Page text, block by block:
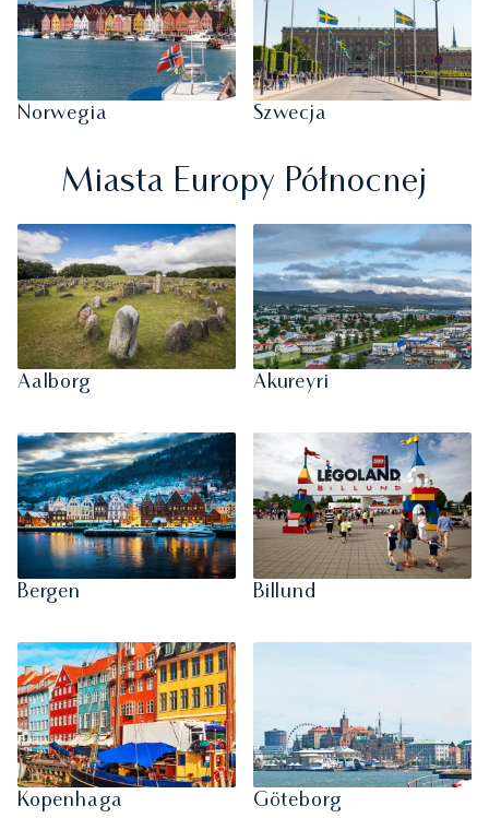
Norwegia Szwecja
Miasta Europy Północnej
Aalborg Akureyri
Bergen Billund
Kopenhaga Göteborg